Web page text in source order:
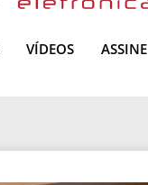
VÍDEOS ASSINE